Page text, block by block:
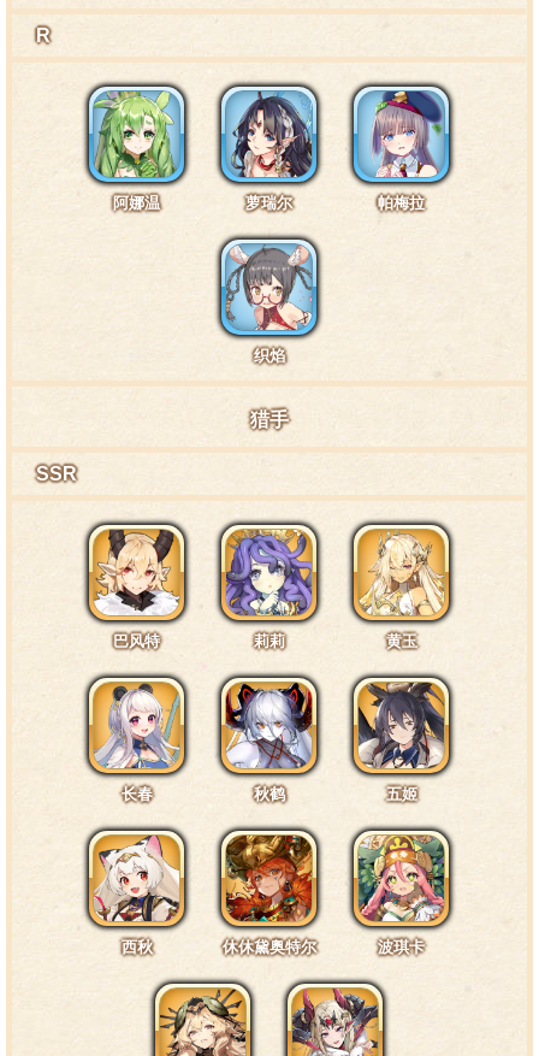
R
阿娜温 萝瑞尔 帕梅拉
织焰
猎手
SSR
巴风特 莉莉 黄玉
长春 秋鹤 五姬
西秋 休休黛奥特尔 波琪卡